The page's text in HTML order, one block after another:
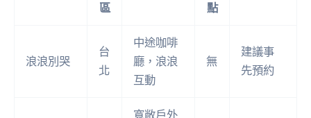
區
點
浪浪別哭
台
北
中途咖啡
廳，浪浪
互動
無
建議事
先預約
寬敞戶外